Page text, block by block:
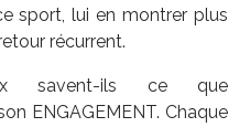
sport, lui en montrer plus
récurrent.
savent-ils ce que
ENGAGEMENT. Chaque